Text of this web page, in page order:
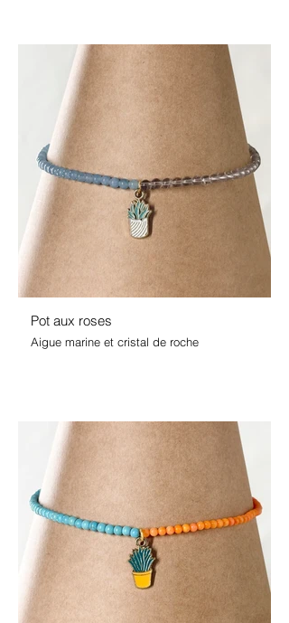
Pot aux roses
Aigue marine et cristal de roche